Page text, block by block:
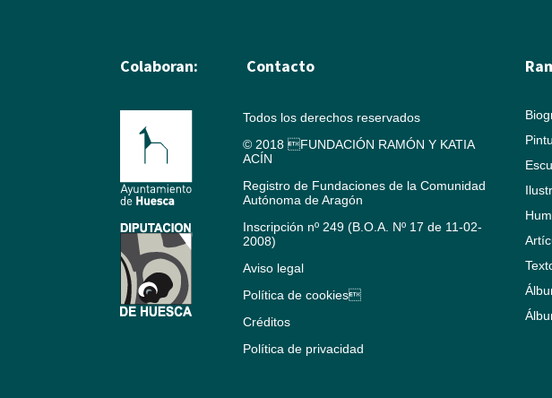
Colaboran: Contacto
Todos los derechos reservados
© 2018 FUNDACIÓN RAMÓN Y KATIA
ACÍN
Registro de Fundaciones de la Comunidad
Autónoma de Aragón
Inscripción nº 249 (B.O.A. Nº 17 de 11-02-
2008)
Aviso legal
Política de cookies
Créditos
Política de privacidad